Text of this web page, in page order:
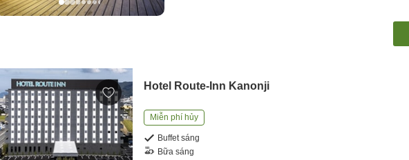
Hotel Route-Inn Kanonji
Miễn phí hủy
Buffet sáng
Bữa sáng